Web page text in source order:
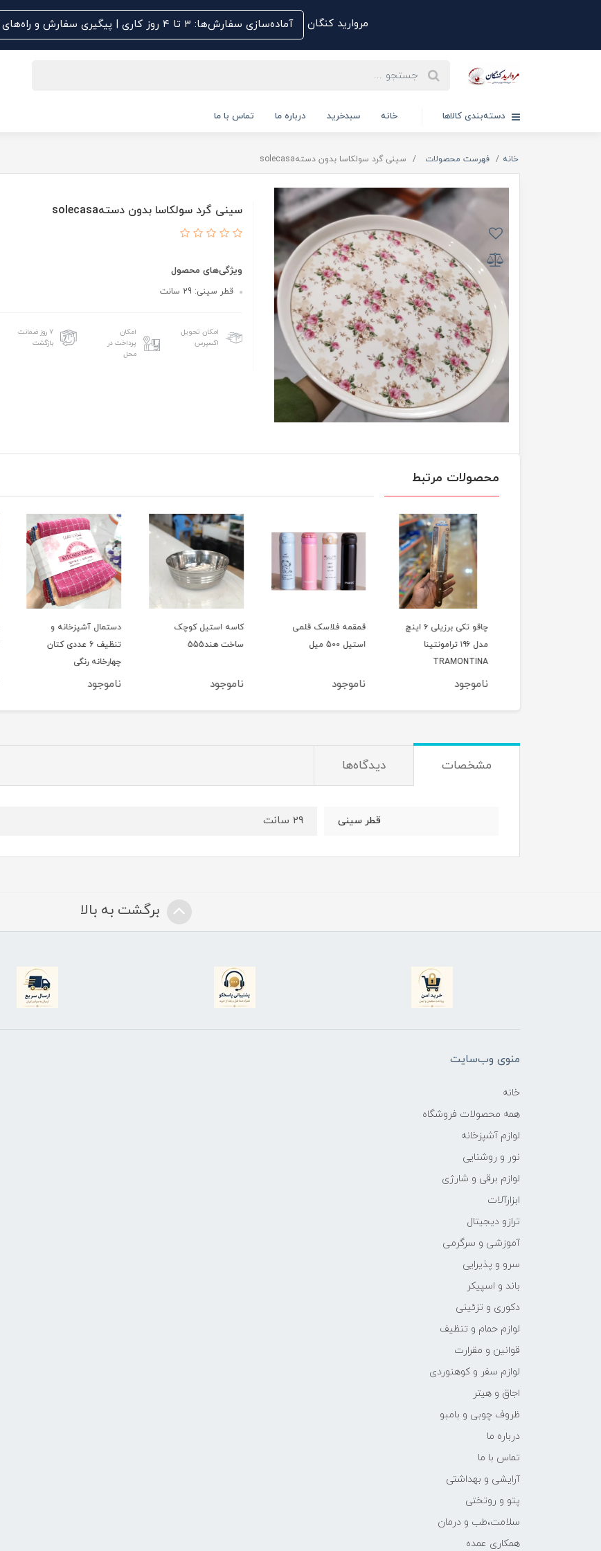
مروارید کنگان آماده‌سازی سفارش‌ها: ۳ تا ۴ روز کاری | پیگیری سفارش و راه‌های ارتباطی کلیک کنید
دسته‌بندی کالاها خانه سبدخرید درباره ما تماس با ما
خانه فهرست محصولات سینی گرد سولکاسا بدون دستهsolecasa
سینی گرد سولکاسا بدون دستهsolecasa
ویژگی‌های محصول
قطر سینی: 29 سانت
امکان تحویل
اکسپرس
امکان
پرداخت در
محل
۷ روز ضمانت
بازگشت
محصولات مرتبط
چاقو تکی برزیلی ۶ اینچ
مدل ۱۹۶ ترامونتینا
TRAMONTINA
ناموجود
قمقمه فلاسک قلمی
استیل 500 میل
ناموجود
کاسه استیل کوچک
ساخت هند555
ناموجود
دستمال آشپزخانه و
تنظیف 6 عددی کتان
چهارخانه رنگی
ناموجود
مشخصات دیدگاه‌ها
قطر سینی 29 سانت
برگشت به بالا
منوی وب‌سایت
خانه
همه محصولات فروشگاه
لوازم آشپزخانه
نور و روشنایی
لوازم برقی و شارژی
ابزارآلات
ترازو دیجیتال
آموزشی و سرگرمی
سرو و پذیرایی
باند و اسپیکر
دکوری و تزئینی
لوازم حمام و تنظیف
قوانین و مقرارت
لوازم سفر و کوهنوردی
اجاق و هیتر
ظروف چوبی و بامبو
درباره ما
تماس با ما
آرایشی و بهداشتی
پتو و روتختی
سلامت،طب و درمان
همکاری عمده